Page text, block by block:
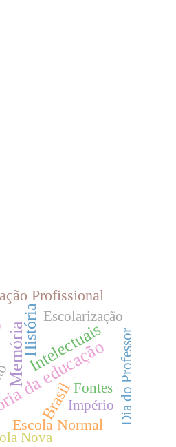
da educação
MemóriaIntelectuais
História
Brasil
Profissional
Escola Normal
Império
Escolarização
Dia do Professor
Nova
Fontes